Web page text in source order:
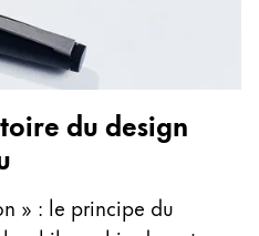
du design
» : le principe du